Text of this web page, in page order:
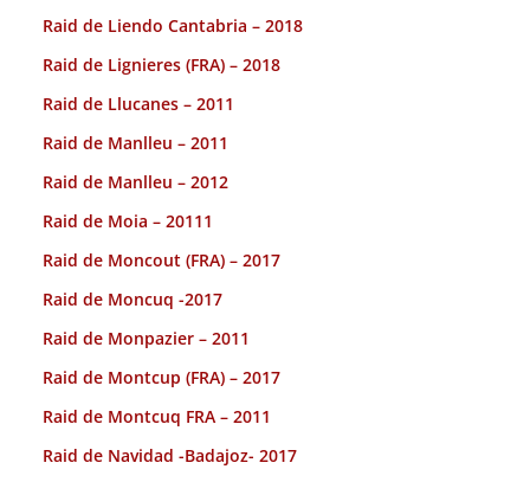
Raid de Liendo Cantabria – 2018
Raid de Lignieres (FRA) – 2018
Raid de Llucanes – 2011
Raid de Manlleu – 2011
Raid de Manlleu – 2012
Raid de Moia – 20111
Raid de Moncout (FRA) – 2017
Raid de Moncuq -2017
Raid de Monpazier – 2011
Raid de Montcup (FRA) – 2017
Raid de Montcuq FRA – 2011
Raid de Navidad -Badajoz- 2017